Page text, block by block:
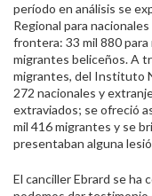
período en análisis se
Regional para
frontera: 33 mil 880
migrantes beliceños. A
migrantes, del Instituto
272 nacionales y
extraviados; se ofreció
mil 416 migrantes y se
presentaban alguna
El canciller Ebrard se ha